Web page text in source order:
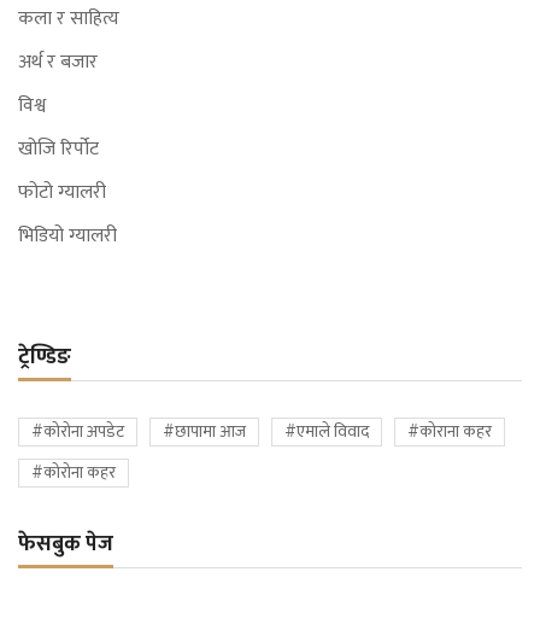
कला र साहित्य
अर्थ र बजार
विश्व
खोजि रिर्पोट
फोटो ग्यालरी
भिडियो ग्यालरी
ट्रेण्डिङ
#कोरोना अपडेट #छापामा आज #एमाले विवाद
#कोराना कहर
#कोरोना कहर
फेसबुक पेज